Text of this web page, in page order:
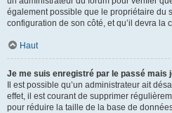
également possible que le propriétaire du
configuration de son côté, et qu’il devra la
Haut
Je me suis enregistré par le passé mais
Il est possible qu’un administrateur ait
effet, il est courant de supprimer
pour réduire la taille de la base de